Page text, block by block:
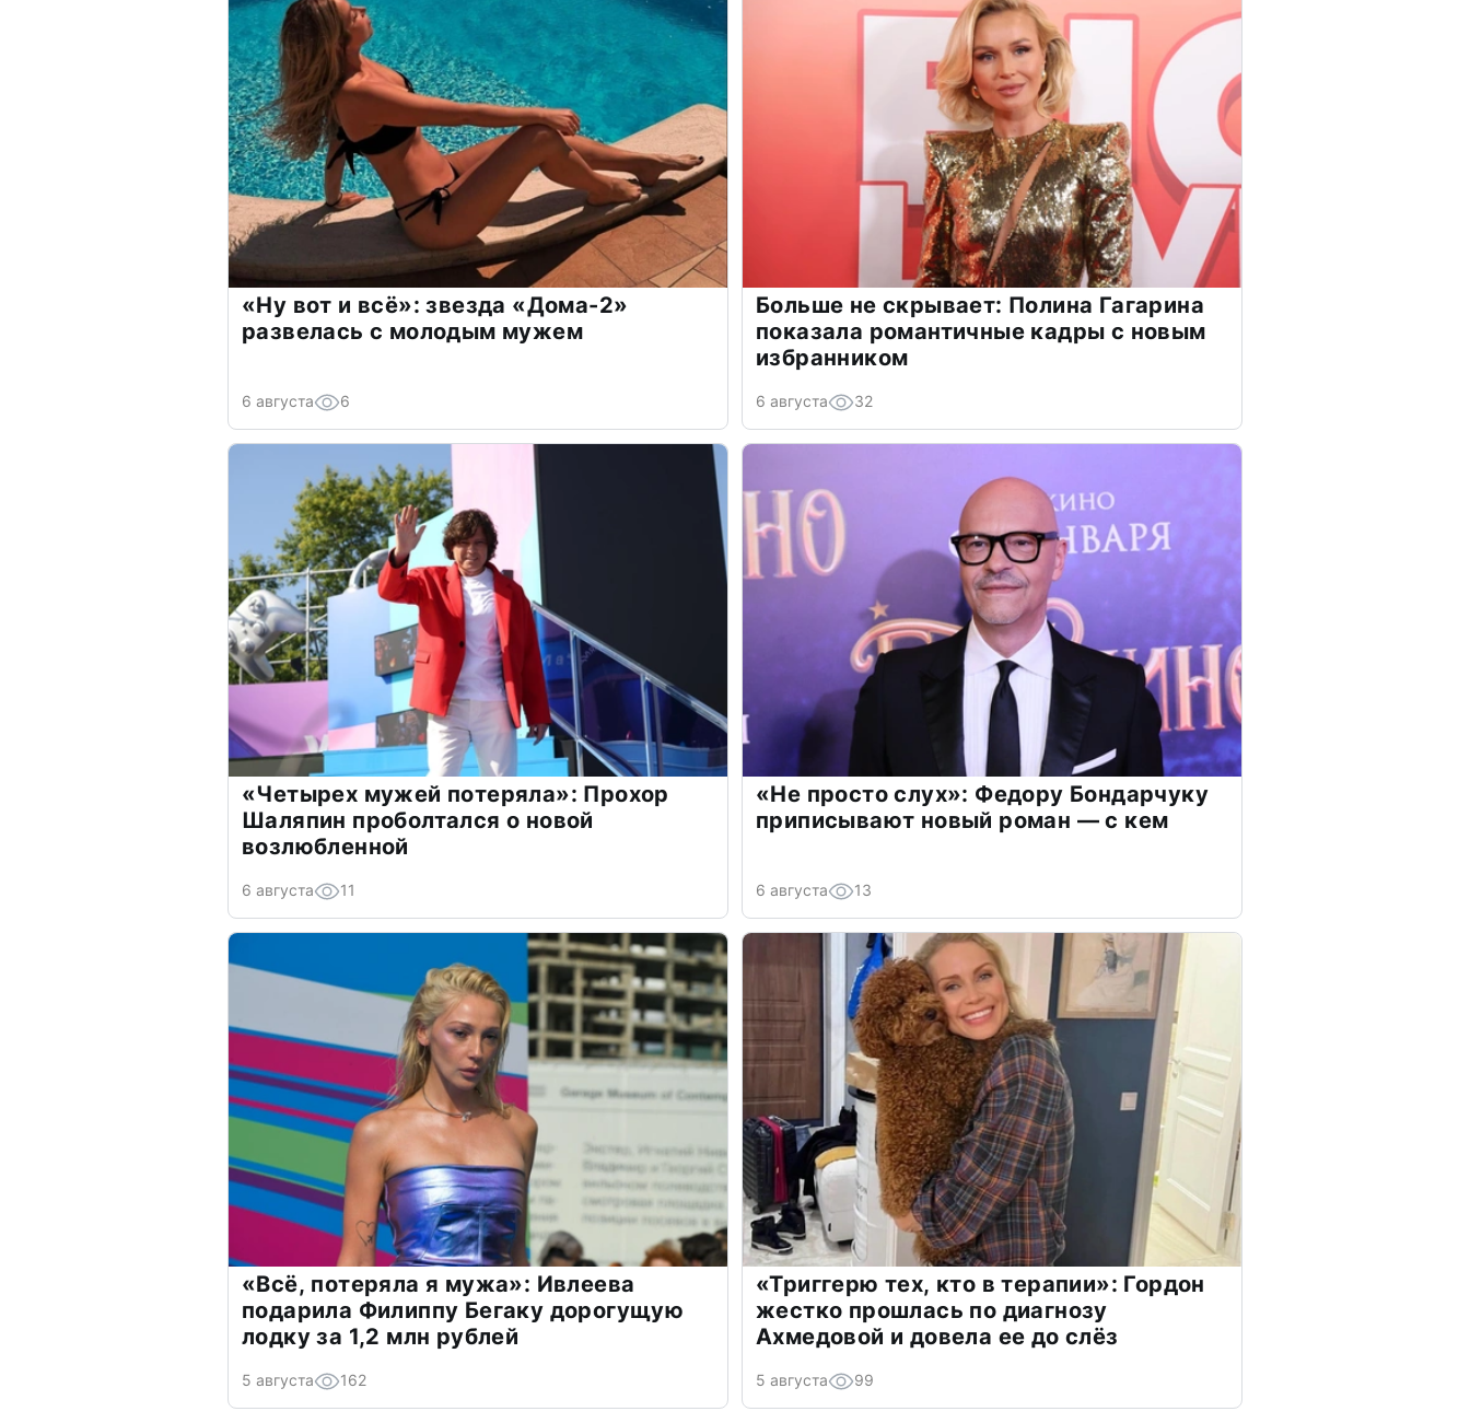
«Ну вот и всё»: звезда «Дома-2»
развелась с молодым мужем
6 августа 6
Больше не скрывает: Полина Гагарина
показала романтичные кадры с новым
избранником
6 августа 32
«Четырех мужей потеряла»: Прохор
Шаляпин проболтался о новой
возлюбленной
6 августа 11
«Не просто слух»: Федору Бондарчуку
приписывают новый роман — с кем
6 августа 13
«Всё, потеряла я мужа»: Ивлеева
подарила Филиппу Бегаку дорогущую
лодку за 1,2 млн рублей
5 августа 162
«Триггерю тех, кто в терапии»: Гордон
жестко прошлась по диагнозу
Ахмедовой и довела ее до слёз
5 августа 99